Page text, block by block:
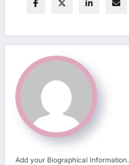
Add your Biographical Information.